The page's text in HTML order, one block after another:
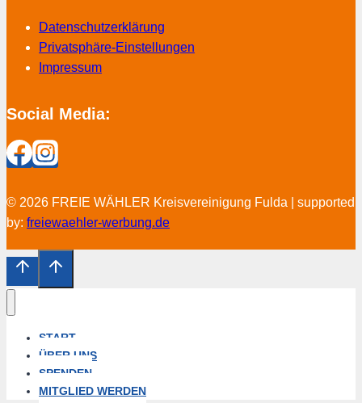
Datenschutzerklärung
Privatsphäre-Einstellungen
Impressum
Social Media:
© 2026 FREIE WÄHLER Kreisvereinigung Fulda | supported
by: freiewaehler-werbung.de
START
ÜBER UNS
SPENDEN
MITGLIED WERDEN